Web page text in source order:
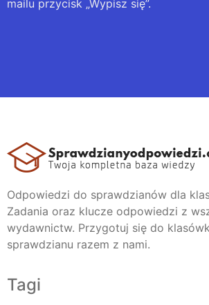
mailu przycisk „Wypisz się”.
Odpowiedzi do sprawdzianów dla
Zadania oraz klucze odpowiedzi z
wydawnictw. Przygotuj się do
sprawdzianu razem z nami.
Tagi